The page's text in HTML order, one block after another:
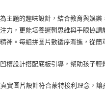
主題的趣味設計，結合教育與娛
力，更能培養邏輯思維與手眼協
神。每組拼圖片數循序漸進，從
凹槽設計搭配底板引導，幫助孩子
實圖片設計符合蒙特梭利理念，